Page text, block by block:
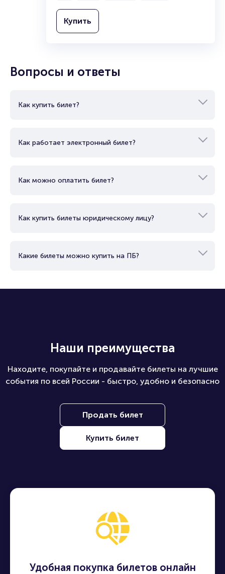
Купить
Вопросы и ответы
Как купить билет?
Как работает электронный билет?
Как можно оплатить билет?
Как купить билеты юридическому лицу?
Какие билеты можно купить на ПБ?
Наши преимущества
Находите, покупайте и продавайте билеты на лучшие
события по всей России - быстро, удобно и безопасно
Продать билет
Купить билет
Удобная покупка билетов онлайн